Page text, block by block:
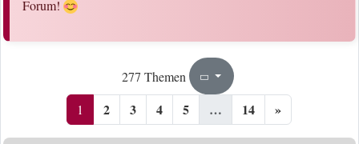
Forum!
277 Themen Seite1
1 2 3 4 5 … 14 »